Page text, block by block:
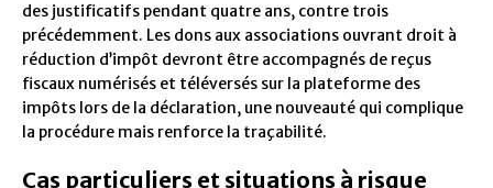
des justificatifs pendant quatre ans, contre trois
précédemment. Les dons aux associations ouvrant droit à
réduction d’impôt devront être accompagnés de reçus
fiscaux numérisés et téléversés sur la plateforme des
impôts lors de la déclaration, une nouveauté qui complique
la procédure mais renforce la traçabilité.
Cas particuliers et situations à risque